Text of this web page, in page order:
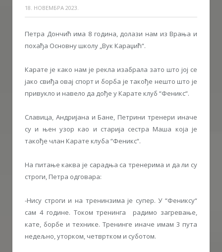
18. НОВЕМБРА 2023.
Петра Дончић има 8 година, долази нам из Врања и
похађа Oсновну школу „Вук Караџић“.
Карате је како нам је рекла изабрала зато што јој се
јако свиђа овај спорт и борба је такође нешто што је
привукло и навело да дође у Карате клуб “Феникс“.
Славица, Андријана и Бане, Петрини тренери иначе
су и њен узор као и старија сестра Маша која је
такође члан Карате клуба “Феникс“.
На питање каква је сарадња са тренерима и да ли су
строги, Петра одговара:
-Нису строги и на тренинзима је супер. У “Фениксу“
сам 4 године. Током тренинга радимо загревање,
кате, борбе и технике. Тренинге иначе имам 3 пута
недељно, уторком, четвртком и суботом.